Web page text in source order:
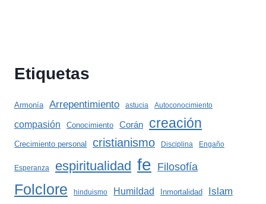
Etiquetas
Armonía Arrepentimiento astucia Autoconocimiento
compasión Conocimiento Corán creación
Crecimiento personal cristianismo Disciplina Engaño
Esperanza espiritualidad fe Filosofía
Folclore hinduismo Humildad Inmortalidad Islam